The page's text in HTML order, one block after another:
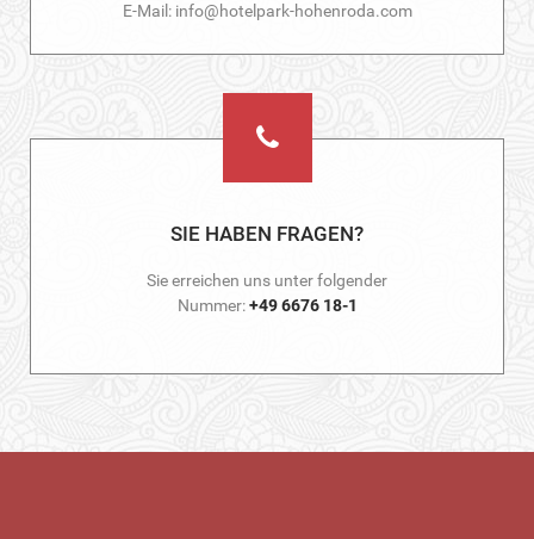
E-Mail: info@hotelpark-hohenroda.com
SIE HABEN FRAGEN?
Sie erreichen uns unter folgender
Nummer:+49 6676 18-1